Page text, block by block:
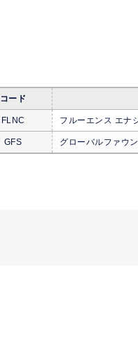
コード
FLNC フルーエンス エナ
GFS グローバルファウ